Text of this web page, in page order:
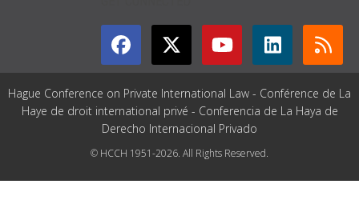
Hague Conference on Private International Law - Conférence de La
Haye de droit international privé - Conferencia de La Haya de
Derecho Internacional Privado
© HCCH 1951-2026. All Rights Reserved.